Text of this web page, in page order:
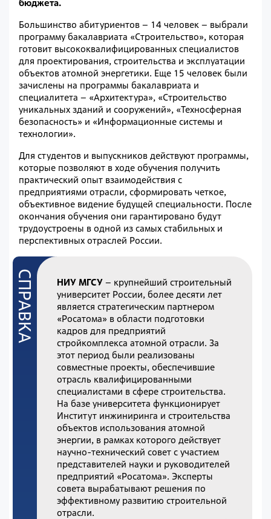
бюджета.
Большинство абитуриентов – 14 человек – выбрали
программу бакалавриата «Строительство», которая
готовит высококвалифицированных специалистов
для проектирования, строительства и эксплуатации
объектов атомной энергетики. Еще 15 человек были
зачислены на программы бакалавриата и
специалитета – «Архитектура», «Строительство
уникальных зданий и сооружений», «Техносферная
безопасность» и «Информационные системы и
технологии».
Для студентов и выпускников действуют программы,
которые позволяют в ходе обучения получить
практический опыт взаимодействия с
предприятиями отрасли, сформировать четкое,
объективное видение будущей специальности. После
окончания обучения они гарантировано будут
трудоустроены в одной из самых стабильных и
перспективных отраслей России.
НИУ МГСУ – крупнейший строительный
университет России, более десяти лет
является стратегическим партнером
«Росатома» в области подготовки
кадров для предприятий
стройкомплекса атомной отрасли. За
этот период были реализованы
совместные проекты, обеспечившие
отрасль квалифицированными
специалистами в сфере строительства.
На базе университета функционирует
Институт инжиниринга и строительства
объектов использования атомной
энергии, в рамках которого действует
научно-технический совет с участием
представителей науки и руководителей
предприятий «Росатома». Эксперты
совета вырабатывают решения по
эффективному развитию строительной
отрасли.